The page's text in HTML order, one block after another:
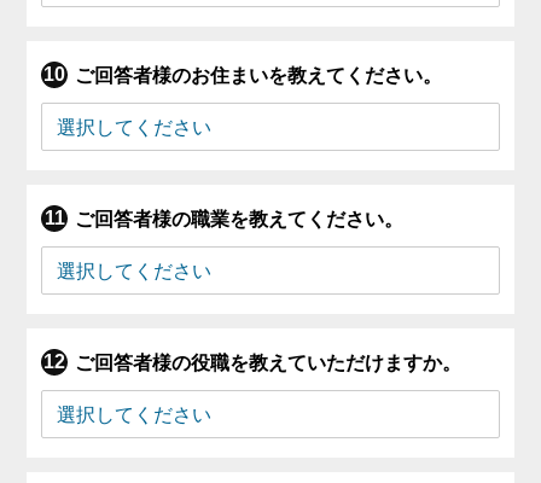
ご回答者様のお住まいを教えてください。
ご回答者様の職業を教えてください。
ご回答者様の役職を教えていただけますか。